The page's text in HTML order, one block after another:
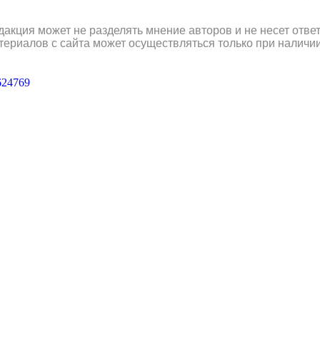
может не разделять мнение авторов и не несет
с сайта может осуществляться только при